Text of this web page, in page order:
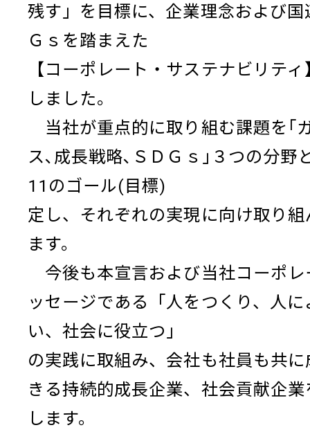
残す」を目標に、企業理念および国
Ｇｓを踏まえた
【コーポレート・サステナビリテ
しました。
当社が重点的に取り組む課題を｢
ス､成長戦略､ＳＤＧｓ｣３つの分野
11のゴール(目標)
定し、それぞれの実現に向け取り組
ます。
今後も本宣言および当社コーポレ
ッセージである「人をつくり、人に
い、社会に役立つ」
の実践に取組み、会社も社員も共に
きる持続的成長企業、社会貢献企業
します。